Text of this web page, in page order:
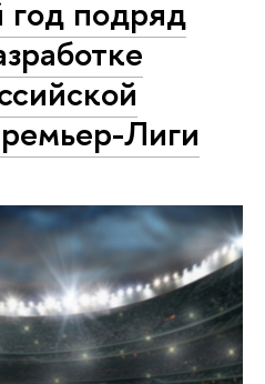
подряд
Лиги